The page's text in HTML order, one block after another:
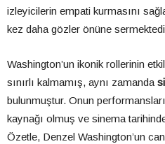
izleyicilerin empati kurmasını
kez daha gözler önüne
Washington’un ikonik rollerinin
sınırlı kalmamış, aynı zamanda
bulunmuştur. Onun
kaynağı olmuş ve sinema
Özetle, Denzel Washington’un